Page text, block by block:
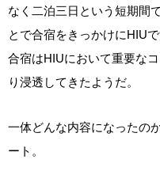
なく二泊三日という短期間
とで合宿をきっかけにHIU
合宿はHIUにおいて重要な
り浸透してきたようだ。
一体どんな内容になったの
ート。